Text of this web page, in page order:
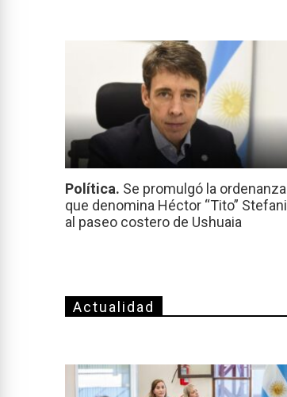
Política. Se promulgó la ordenanza
que denomina Héctor “Tito” Stefani
al paseo costero de Ushuaia
Actualidad